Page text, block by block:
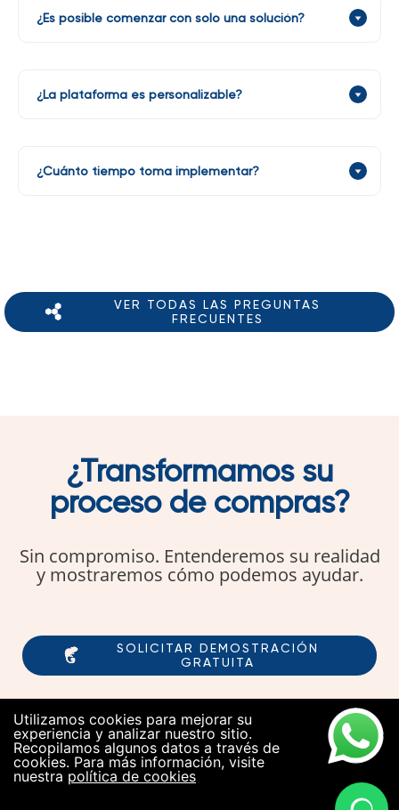
¿Es posible comenzar con solo una solución?
¿La plataforma es personalizable?
¿Cuánto tiempo toma implementar?
VER TODAS LAS PREGUNTAS
FRECUENTES
¿Transformamos su
proceso de compras?
Sin compromiso. Entenderemos su realidad
y mostraremos cómo podemos ayudar.
SOLICITAR DEMOSTRACIÓN
GRATUITA
Utilizamos cookies para mejorar su
experiencia y analizar nuestro sitio.
Recopilamos algunos datos a través de
cookies. Para más información, visite
nuestra política de cookies